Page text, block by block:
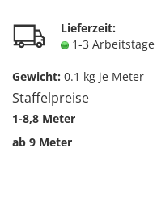
Lieferzeit:
1-3 Arbeitstage
Gewicht: 0.1 kg je Meter
Staffelpreise
1-8,8 Meter
ab 9 Meter